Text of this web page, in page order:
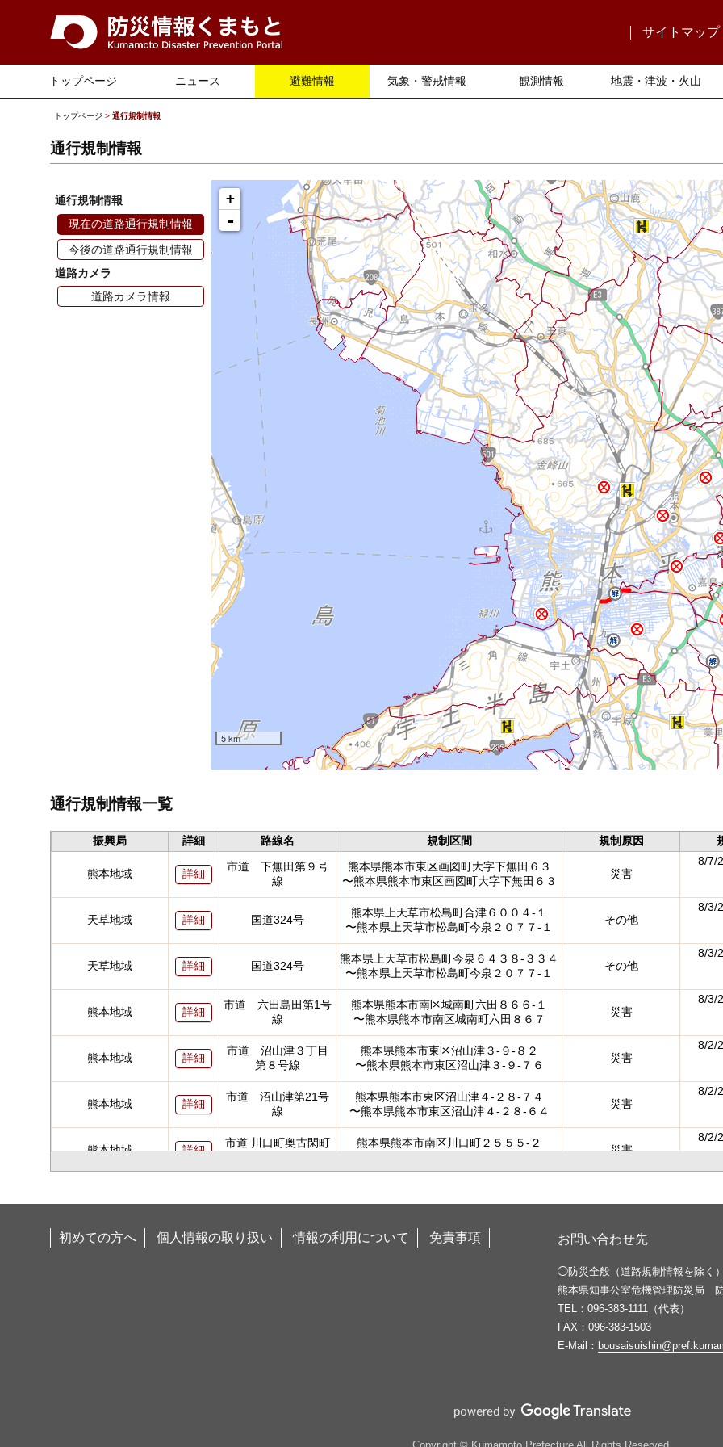
サイトマップ
トップページ ニュース 避難情報 気象・警戒情報 観測情報 地震・津波・火山
トップページ >通行規制情報
通行規制情報
通行規制情報
現在の道路通行規制情報
今後の道路通行規制情報
道路カメラ
道路カメラ情報
+
-
5 km
通行規制情報一覧
振興局 詳細 路線名 規制区間 規制原因
熊本地域 詳細
市道 下無田第９号
線
熊本県熊本市東区画図町大字下無田６３
〜熊本県熊本市東区画図町大字下無田６３
災害
8/7/
天草地域 詳細 国道324号
熊本県上天草市松島町合津６００４-１
〜熊本県上天草市松島町今泉２０７７-１
その他
8/3/
天草地域 詳細 国道324号
熊本県上天草市松島町今泉６４３８-３３４
〜熊本県上天草市松島町今泉２０７７-１
その他
8/3/
熊本地域 詳細
市道 六田島田第1号
線
熊本県熊本市南区城南町六田８６６-１
〜熊本県熊本市南区城南町六田８６７
災害
8/3/
熊本地域 詳細
市道 沼山津３丁目
第８号線
熊本県熊本市東区沼山津３-９-８２
〜熊本県熊本市東区沼山津３-９-７６
災害
8/2/
熊本地域 詳細
市道 沼山津第21号
線
熊本県熊本市東区沼山津４-２８-７４
〜熊本県熊本市東区沼山津４-２８-６４
災害
8/2/
熊本地域 詳細
市道 川口町奥古閑町
熊本県熊本市南区川口町２５５５-２
災害
8/2/
佐線
〜熊本県熊本市南区富合町平原８００
に伴う安全対策
熊本地域 詳細
市道 島崎4丁目5丁目
第1号線
熊本県熊本市西区島崎５-５-１６
〜熊本県熊本市西区島崎５-５-１８
災害
災害
7/29/
災害
8/7/
熊本県熊本市南区野田３-１４
初めての方へ 個人情報の取り扱い 情報の利用について 免責事項 お問い合わせ先
◯防災全般（道路規制情報を除く
熊本県知事公室危機管理防災局
TEL： 096-383-1111 （代表）
FAX：096-383-1503
E-Mail：